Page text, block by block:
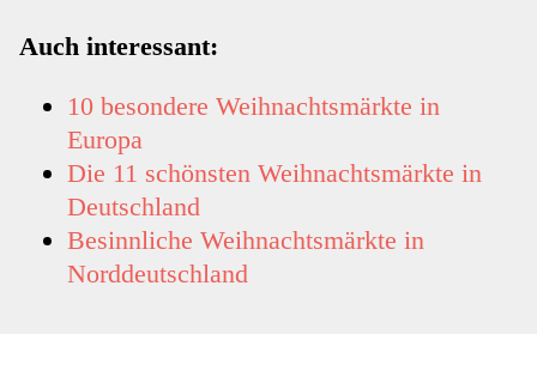
Auch interessant:
10 besondere Weihnachtsmärkte in
Europa
Die 11 schönsten Weihnachtsmärkte in
Deutschland
Besinnliche Weihnachtsmärkte in
Norddeutschland